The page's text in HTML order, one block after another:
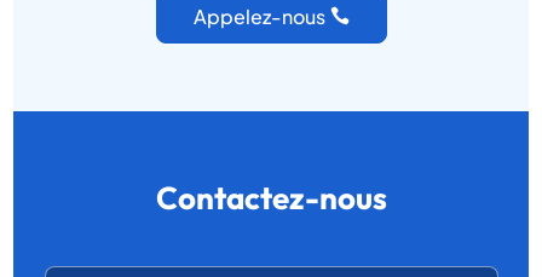
Appelez-nous
Contactez-nous